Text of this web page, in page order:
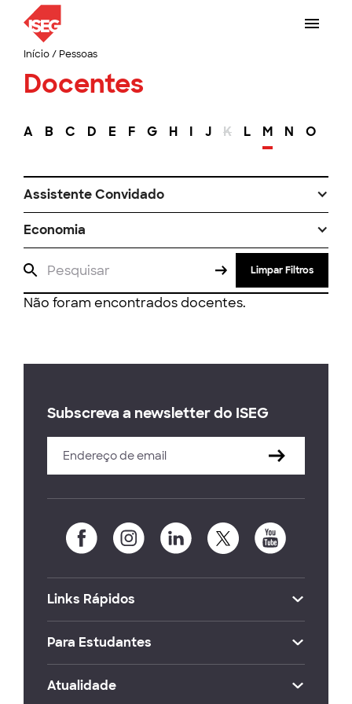
Início/ Pessoas
Docentes
A B C D E F G H I J K L M N O
Assistente Convidado
Economia
Limpar Filtros
Não foram encontrados docentes.
Subscreva a newsletter do ISEG
Links Rápidos
Para Estudantes
Atualidade